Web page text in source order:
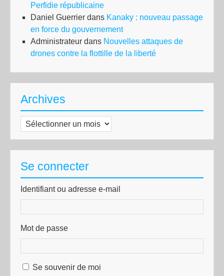
Perfidie républicaine
Daniel Guerrier dans Kanaky : nouveau passage
en force du gouvernement
Administrateur dans Nouvelles attaques de
drones contre la flottille de la liberté
Archives
Archives
Se connecter
Identifiant ou adresse e-mail
Mot de passe
Se souvenir de moi